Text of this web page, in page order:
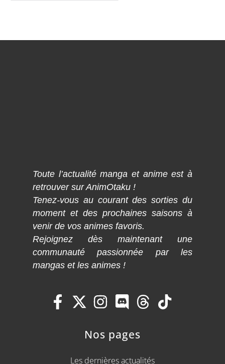
Toute l’actualité manga et anime est à
retrouver sur AnimOtaku !
Tenez-vous au courant des sorties du
moment et des prochaines saisons à
venir de vos animes favoris.
Rejoignez dès maintenant une
communauté passionnée par les
mangas et les animes !
Nos pages
Les dernières actualités